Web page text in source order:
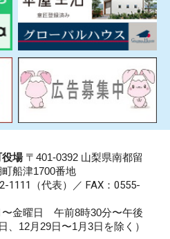
場〒401-0392 山梨県南都留
船津1700番地
1111 （代表）／ FAX：0555-
〜金曜日 午前8時30分〜午後
、12月29日〜1月3日を除く）